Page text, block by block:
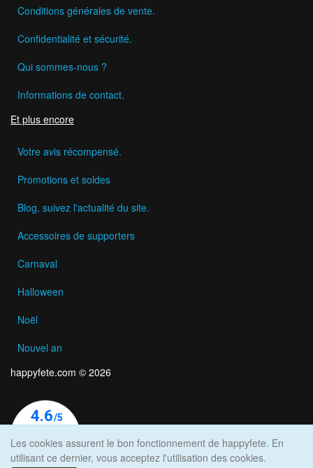
Conditions générales de vente.
Confidentialité et sécurité.
Qui sommes-nous ?
Informations de contact.
Et plus encore
Votre avis récompensé.
Promotions et soldes
Blog, suivez l'actualité du site.
Accessoires de supporters
Carnaval
Halloween
Noël
Nouvel an
happyfete.com © 2026
Les cookies assurent le bon fonctionnement de happyfete. En
utilisant ce dernier, vous acceptez l'utilisation des cookies.